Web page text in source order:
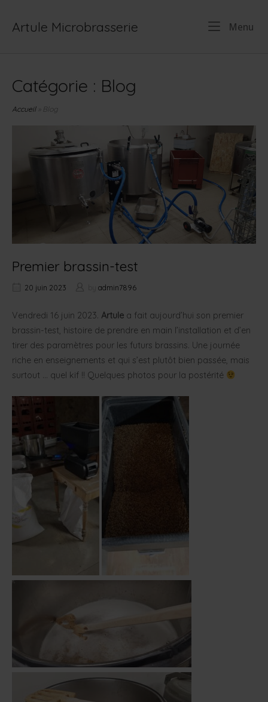
content
Artule Microbrasserie Menu
Catégorie : Blog
Accueil» Blog
Premier brassin-test
20 juin 2023 admin7896
Vendredi 16 juin 2023. Artule a fait aujourd’hui son premier
brassin-test, histoire de prendre en main l’installation et d’en
tirer des paramètres pour les futurs brassins. Une journée
riche en enseignements et qui s’est plutôt bien passée, mais
surtout … quel kif !! Quelques photos pour la postérité